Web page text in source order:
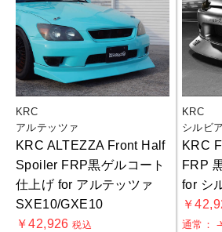
KRC
アルテッツァ
KRC ALTEZZA Front Half
Spoiler FRP黒ゲルコート
仕上げ for アルテッツァ
SXE10/GXE10
￥42,926税込
KRC
シルビ
KRC
FRP
for シ
￥
通常：